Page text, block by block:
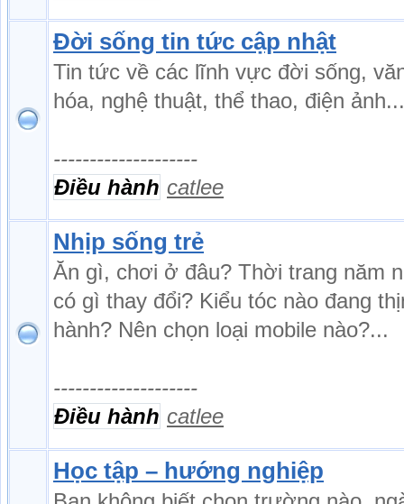
Đời sống tin tức cập nhật
Tin tức về các lĩnh vực đời sống,
hóa, nghệ thuật, thể thao, điện ảnh...
--------------------
Điều hành catlee
Nhịp sống trẻ
Ăn gì, chơi ở đâu? Thời trang năm
có gì thay đổi? Kiểu tóc nào đang
hành? Nên chọn loại mobile nào?...
--------------------
Điều hành catlee
Học tập – hướng nghiệp